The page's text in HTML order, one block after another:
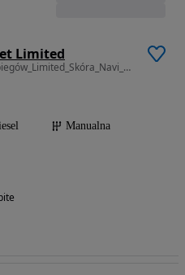
Limited
1598 cm3 • 120 KM • 1.6MultiJet_6biegów_Limited_Skóra_Navi_Klimatronik_Media_MegaStan! ! !
Manualna